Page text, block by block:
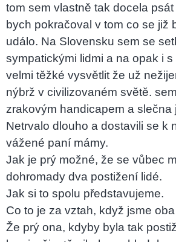
tom sem vlastně tak docela psát
bych pokračoval v tom co se již
událo. Na Slovensku sem se
sympatickými lidmi a na opak i s
velmi těžké vysvětlit že už
nýbrž v civilizovaném světě.
zrakovým handicapem a slečna
Netrvalo dlouho a dostavili se k
vážené paní mámy.
Jak je prý možné, že se vůbec
dohromady dva postižení lidé.
Jak si to spolu představujeme.
Co to je za vztah, když jsme
Že prý ona, kdyby byla tak